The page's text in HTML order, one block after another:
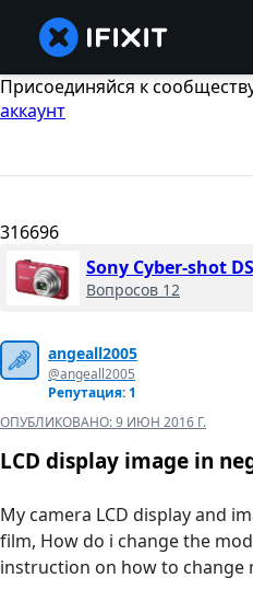
Присоединяйся к
аккаунт
316696
Sony Cyber-shot
Вопросов 12
angeall2005
@angeall2005
Репутация: 1
ОПУБЛИКОВАНО:9 ИЮН 2016 Г.
LCD display image in
My camera LCD display and
film, How do i change the
instruction on how to change